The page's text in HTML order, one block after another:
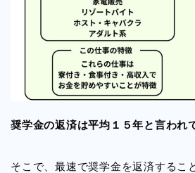
奨学金の返済は平均１５年と言われ
そこで、最速で奨学金を返済するこ